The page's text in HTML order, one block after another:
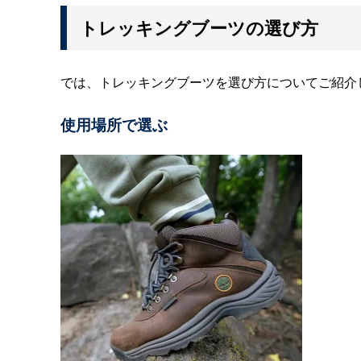
トレッキングブーツの選び方
では、トレッキングブーツを選び方についてご紹介
使用場所で選ぶ